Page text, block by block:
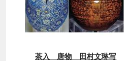
茶入 唐物 田村文琳写